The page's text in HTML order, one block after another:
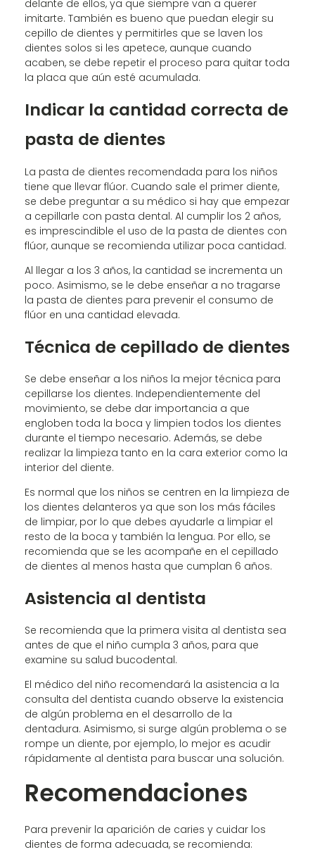
delante de ellos, ya que siempre van a querer
imitarte. También es bueno que puedan elegir su
cepillo de dientes y permitirles que se laven los
dientes solos si les apetece, aunque cuando
acaben, se debe repetir el proceso para quitar toda
la placa que aún esté acumulada.
Indicar la cantidad correcta de
pasta de dientes
La pasta de dientes recomendada para los niños
tiene que llevar flúor. Cuando sale el primer diente,
se debe preguntar a su médico si hay que empezar
a cepillarle con pasta dental. Al cumplir los 2 años,
es imprescindible el uso de la pasta de dientes con
flúor, aunque se recomienda utilizar poca cantidad.
Al llegar a los 3 años, la cantidad se incrementa un
poco. Asimismo, se le debe enseñar a no tragarse
la pasta de dientes para prevenir el consumo de
flúor en una cantidad elevada.
Técnica de cepillado de dientes
Se debe enseñar a los niños la mejor técnica para
cepillarse los dientes. Independientemente del
movimiento, se debe dar importancia a que
engloben toda la boca y limpien todos los dientes
durante el tiempo necesario. Además, se debe
realizar la limpieza tanto en la cara exterior como la
interior del diente.
Es normal que los niños se centren en la limpieza de
los dientes delanteros ya que son los más fáciles
de limpiar, por lo que debes ayudarle a limpiar el
resto de la boca y también la lengua. Por ello, se
recomienda que se les acompañe en el cepillado
de dientes al menos hasta que cumplan 6 años.
Asistencia al dentista
Se recomienda que la primera visita al dentista sea
antes de que el niño cumpla 3 años, para que
examine su salud bucodental.
El médico del niño recomendará la asistencia a la
consulta del dentista cuando observe la existencia
de algún problema en el desarrollo de la
dentadura. Asimismo, si surge algún problema o se
rompe un diente, por ejemplo, lo mejor es acudir
rápidamente al dentista para buscar una solución.
Recomendaciones
Para prevenir la aparición de caries y cuidar los
dientes de forma adecuada, se recomienda: